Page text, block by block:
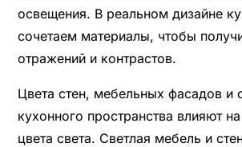
освещения. В реальном дизайне
сочетаем материалы, чтобы
отражений и контрастов.
Цвета стен, мебельных фасадов и
кухонного пространства влияют
цвета света. Светлая мебель и